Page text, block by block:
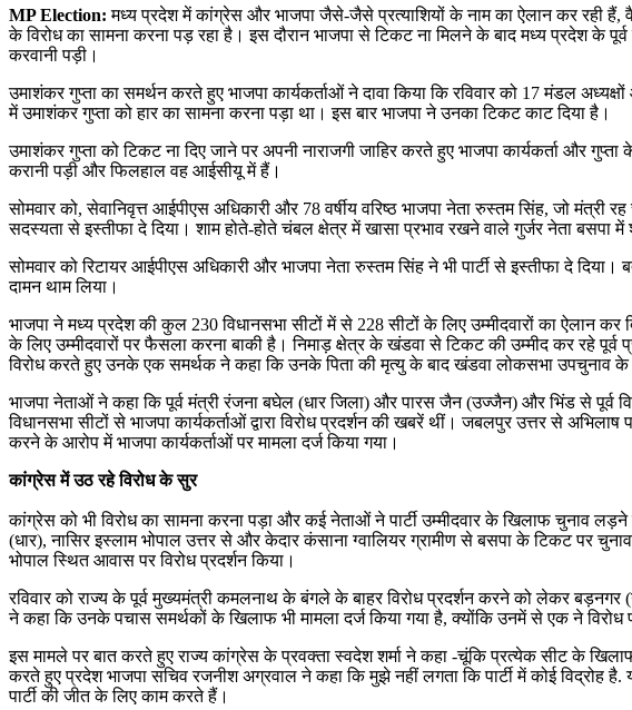
MP Election:मध्य प्रदेश में कांग्रेस और भाजपा जैसे-जैसे प्रत्याशियों के नाम का ऐलान कर रही हैं,
के विरोध का सामना करना पड़ रहा है। इस दौरान भाजपा से टिकट ना मिलने के बाद मध्य प्रदेश के
करवानी पड़ी।
उमाशंकर गुप्ता का समर्थन करते हुए भाजपा कार्यकर्ताओं ने दावा किया कि रविवार को 17 मंडल
में उमाशंकर गुप्ता को हार का सामना करना पड़ा था। इस बार भाजपा ने उनका टिकट काट दिया है।
उमाशंकर गुप्ता को टिकट ना दिए जाने पर अपनी नाराजगी जाहिर करते हुए भाजपा कार्यकर्ता और
करानी पड़ी और फिलहाल वह आईसीयू में हैं।
सोमवार को, सेवानिवृत्त आईपीएस अधिकारी और 78 वर्षीय वरिष्ठ भाजपा नेता रुस्तम सिंह, जो मंत्री रह
सदस्यता से इस्तीफा दे दिया। शाम होते-होते चंबल क्षेत्र में खासा प्रभाव रखने वाले गुर्जर नेता बसपा में
सोमवार को रिटायर आईपीएस अधिकारी और भाजपा नेता रुस्तम सिंह ने भी पार्टी से इस्तीफा दे
दामन थाम लिया।
भाजपा ने मध्य प्रदेश की कुल 230 विधानसभा सीटों में से 228 सीटों के लिए उम्मीदवारों का ऐलान
के लिए उम्मीदवारों पर फैसला करना बाकी है। निमाड़ क्षेत्र के खंडवा से टिकट की उम्मीद कर रहे पूर्व
विरोध करते हुए उनके एक समर्थक ने कहा कि उनके पिता की मृत्यु के बाद खंडवा लोकसभा उपचुनाव
भाजपा नेताओं ने कहा कि पूर्व मंत्री रंजना बघेल (धार जिला) और पारस जैन (उज्जैन) और भिंड से पूर्व
विधानसभा सीटों से भाजपा कार्यकर्ताओं द्वारा विरोध प्रदर्शन की खबरें थीं। जबलपुर उत्तर से
करने के आरोप में भाजपा कार्यकर्ताओं पर मामला दर्ज किया गया।
कांग्रेस में उठ रहे विरोध के सुर
कांग्रेस को भी विरोध का सामना करना पड़ा और कई नेताओं ने पार्टी उम्मीदवार के खिलाफ चुनाव
(धार), नासिर इस्लाम भोपाल उत्तर से और केदार कंसाना ग्वालियर ग्रामीण से बसपा के टिकट पर
भोपाल स्थित आवास पर विरोध प्रदर्शन किया।
रविवार को राज्य के पूर्व मुख्यमंत्री कमलनाथ के बंगले के बाहर विरोध प्रदर्शन करने को लेकर
ने कहा कि उनके पचास समर्थकों के खिलाफ भी मामला दर्ज किया गया है, क्योंकि उनमें से एक ने विरोध
इस मामले पर बात करते हुए राज्य कांग्रेस के प्रवक्ता स्वदेश शर्मा ने कहा -चूंकि प्रत्येक सीट के
करते हुए प्रदेश भाजपा सचिव रजनीश अग्रवाल ने कहा कि मुझे नहीं लगता कि पार्टी में कोई विद्रोह है.
पार्टी की जीत के लिए काम करते हैं।